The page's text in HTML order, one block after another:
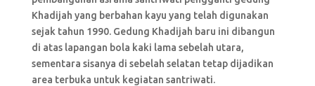
Khadijah yang berbahan kayu yang telah digunakan
sejak tahun 1990. Gedung Khadijah baru ini dibangun
di atas lapangan bola kaki lama sebelah utara,
sementara sisanya di sebelah selatan tetap dijadikan
area terbuka untuk kegiatan santriwati.